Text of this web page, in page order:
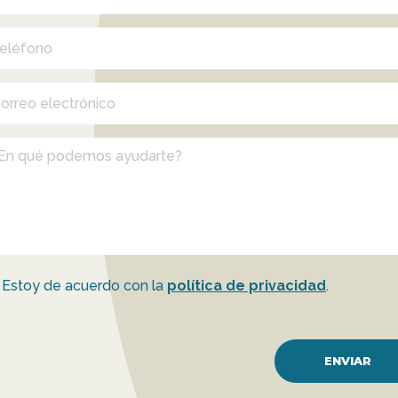
Estoy de acuerdo con la política de privacidad.
ENVIAR